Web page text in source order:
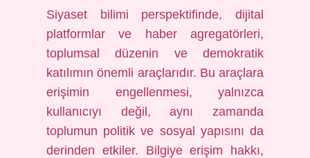
Siyaset bilimi perspektifinde, dijital
platformlar ve haber agregatörleri,
toplumsal düzenin ve demokratik
katılımın önemli araçlarıdır. Bu araçlara
erişimin engellenmesi, yalnızca
kullanıcıyı değil, aynı zamanda
toplumun politik ve sosyal yapısını da
derinden etkiler. Bilgiye erişim hakkı,